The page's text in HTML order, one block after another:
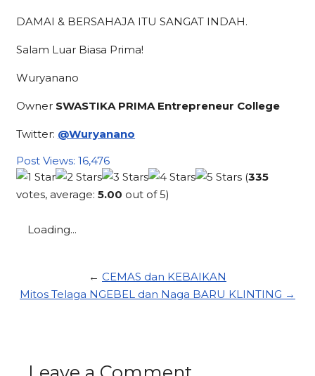
DAMAI & BERSAHAJA ITU SANGAT INDAH.
Salam Luar Biasa Prima!
Wuryanano
Owner SWASTIKA PRIMA Entrepreneur College
Twitter: @Wuryanano
Post Views: 16,476
(335
votes, average:5.00 out of 5)
Loading...
← CEMAS dan KEBAIKAN
Mitos Telaga NGEBEL dan Naga BARU KLINTING →